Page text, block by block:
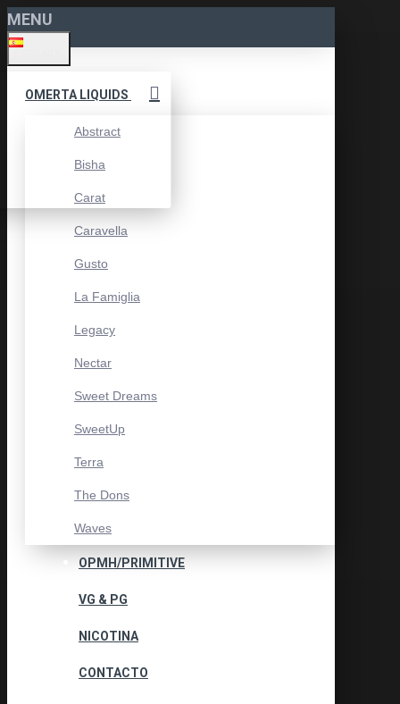
MENU
OMERTA LIQUIDS
Abstract
Bisha
Carat
Caravella
Gusto
La Famiglia
Legacy
Nectar
Sweet Dreams
SweetUp
Terra
The Dons
Waves
OPMH/PRIMITIVE
VG & PG
NICOTINA
CONTACTO